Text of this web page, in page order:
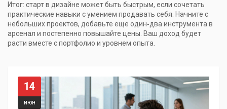
Итог: старт в дизайне может быть быстрым, если сочетать
практические навыки с умением продавать себя. Начните с
небольших проектов, добавьте еще один‑два инструмента в
арсенал и постепенно повышайте цены. Ваш доход будет
расти вместе с портфолио и уровнем опыта.
14
июн